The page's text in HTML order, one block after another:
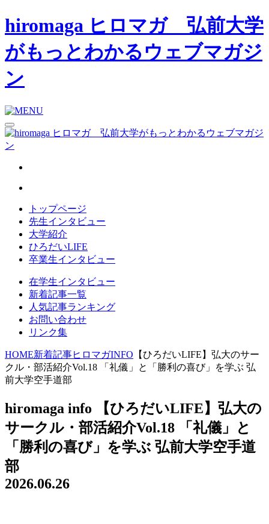
hiromaga ヒロマガ 弘前大学
がもっとわかるウェブマガジ
ン
トップページ
先生インタビュー
大学紹介
ひろだいLIFE
卒業生インタビュー
在学生インタビュー
新着記事一覧
人気記事ランキング
お問い合わせ
リンク集
HOME新着記事ヒロマガINFO 【ひろだいLIFE】弘大のサー
クル・部活紹介Vol.18 「礼儀」と「勝利の喜び」を学ぶ 弘
前大学空手道部
hiromaga info
【ひろだいLIFE】弘大の
サークル・部活紹介Vol.18 「礼儀」と
「勝利の喜び」を学ぶ 弘前大学空手道
部
2026.06.26